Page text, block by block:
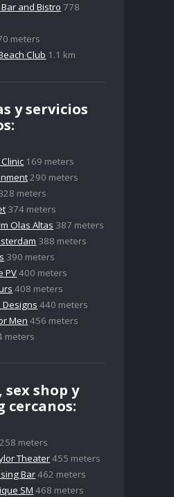
and Bistro 778
meters
Club 1.1 km
y servicios
169 meters
290 meters
meters
374 meters
Olas Altas 387 meters
388 meters
390 meters
PV400 meters
408 meters
Designs 440 meters
Men 456 meters
meters
sex shop y
cercanos:
258 meters
Theater455 meters
Bar462 meters
SM 468 meters